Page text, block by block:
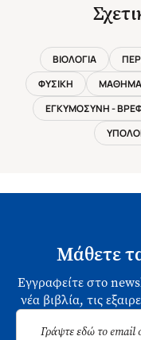
ΒΙΟΛΟΓΙΑ
ΦΥΣΙΚΗ
ΕΓΚΥΜΟΣΥΝΗ -
Μάθετε
Εγγραφείτε στο
νέα βιβλία, τις